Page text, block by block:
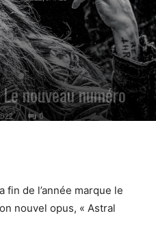
nouveau numéro
0
fin de l’année marque le
nouvel opus, « Astral